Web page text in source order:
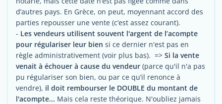
d’autres pays. En Grèce, on peut, moyennant accord des
parties repousser une vente (c’est assez courant).
- Les vendeurs utilisent souvent l'argent de l’acompte
pour régulariser leur bien si ce dernier n'est pas en
règle administrativement (voir plus bas). => Si la vente
venait à échouer à cause du vendeur (parce qu'il n'a pas
pu régulariser son bien, ou par ce qu’il renonce à
vendre), il doit rembourser le DOUBLE du montant de
l'acompte... Mais cela reste théorique. N'oubliez jamais